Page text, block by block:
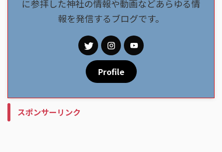
に参拝した神社の情報や動画などあらゆる情
報を発信するブログです。
Profile
スポンサーリンク